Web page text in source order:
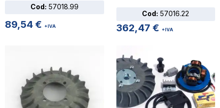
Cod: 57018.99
89,54 € +IVA
Cod: 57016.22
362,47 € +IVA